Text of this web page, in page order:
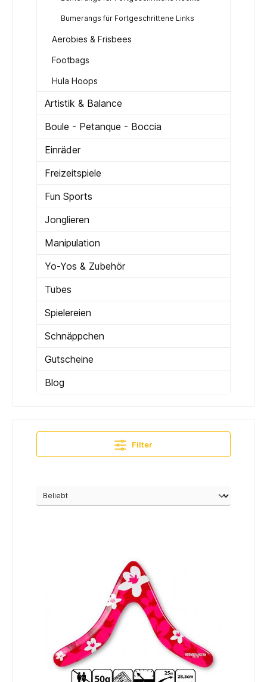
Bumerangs für Fortgeschrittene Links
Aerobies & Frisbees
Footbags
Hula Hoops
Artistik & Balance
Boule - Petanque - Boccia
Einräder
Freizeitspiele
Fun Sports
Jonglieren
Manipulation
Yo-Yos & Zubehör
Tubes
Spielereien
Schnäppchen
Gutscheine
Blog
Filter